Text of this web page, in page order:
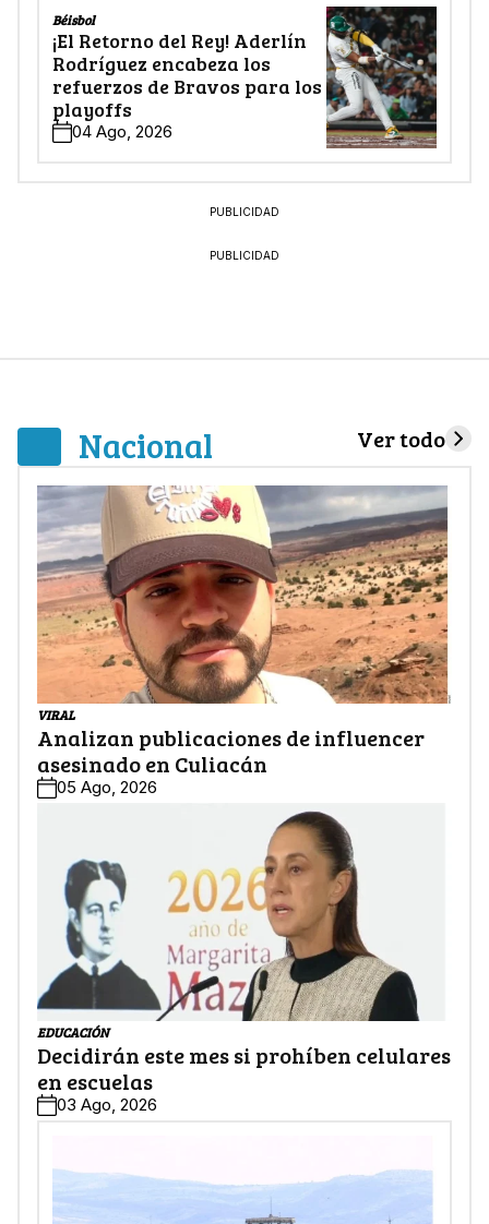
Béisbol
¡El Retorno del Rey! Aderlín
Rodríguez encabeza los
refuerzos de Bravos para los
playoffs
04 Ago, 2026
PUBLICIDAD
PUBLICIDAD
Nacional Ver todo
VIRAL
Analizan publicaciones de influencer
asesinado en Culiacán
05 Ago, 2026
EDUCACIÓN
Decidirán este mes si prohíben celulares
en escuelas
03 Ago, 2026